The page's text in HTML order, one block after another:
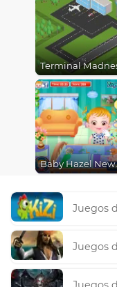
Terminal
Baby
Juegos
Juegos